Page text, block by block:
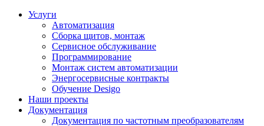
Услуги
Автоматизация
Сборка щитов, монтаж
Сервисное обслуживание
Программирование
Монтаж систем автоматизации
Энергосервисные контракты
Обучение Desigo
Наши проекты
Документация
Документация по частотным преобразователям